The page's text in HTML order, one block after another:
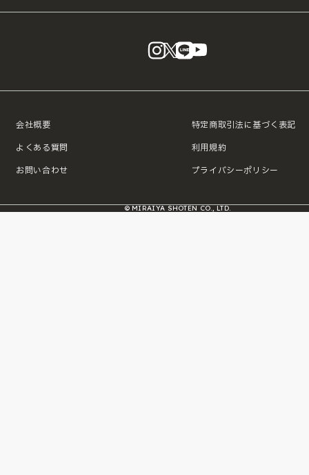
instagram
X LINE
会社概要
よくある質問
お問い合わせ
特定商取引法に基づく表記
利用規約
プライバシーポリシー
© MIRAIYA SHOTEN CO., LTD.